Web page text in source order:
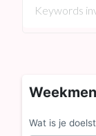
zoek
Wat is je